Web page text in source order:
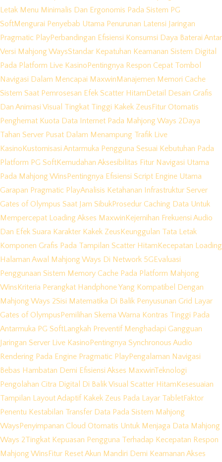
Letak Menu Minimalis Dan Ergonomis Pada Sistem PG
SoftMengurai Penyebab Utama Penurunan Latensi Jaringan
Pragmatic PlayPerbandingan Efisiensi Konsumsi Daya Baterai Antar
Versi Mahjong WaysStandar Kepatuhan Keamanan Sistem Digital
Pada Platform Live KasinoPentingnya Respon Cepat Tombol
Navigasi Dalam Mencapai MaxwinManajemen Memori Cache
Sistem Saat Pemrosesan Efek Scatter HitamDetail Desain Grafis
Dan Animasi Visual Tingkat Tinggi Kakek ZeusFitur Otomatis
Penghemat Kuota Data Internet Pada Mahjong Ways 2Daya
Tahan Server Pusat Dalam Menampung Trafik Live
KasinoKustomisasi Antarmuka Pengguna Sesuai Kebutuhan Pada
Platform PG SoftKemudahan Aksesibilitas Fitur Navigasi Utama
Pada Mahjong WinsPentingnya Efisiensi Script Engine Utama
Garapan Pragmatic PlayAnalisis Ketahanan Infrastruktur Server
Gates of Olympus Saat Jam SibukProsedur Caching Data Untuk
Mempercepat Loading Akses MaxwinKejernihan Frekuensi Audio
Dan Efek Suara Karakter Kakek ZeusKeunggulan Tata Letak
Komponen Grafis Pada Tampilan Scatter HitamKecepatan Loading
Halaman Awal Mahjong Ways Di Network 5GEvaluasi
Penggunaan Sistem Memory Cache Pada Platform Mahjong
WinsKriteria Perangkat Handphone Yang Kompatibel Dengan
Mahjong Ways 2Sisi Matematika Di Balik Penyusunan Grid Layar
Gates of OlympusPemilihan Skema Warna Kontras Tinggi Pada
Antarmuka PG SoftLangkah Preventif Menghadapi Gangguan
Jaringan Server Live KasinoPentingnya Synchronous Audio
Rendering Pada Engine Pragmatic PlayPengalaman Navigasi
Bebas Hambatan Demi Efisiensi Akses MaxwinTeknologi
Pengolahan Citra Digital Di Balik Visual Scatter HitamKesesuaian
Tampilan Layout Adaptif Kakek Zeus Pada Layar TabletFaktor
Penentu Kestabilan Transfer Data Pada Sistem Mahjong
WaysPenyimpanan Cloud Otomatis Untuk Menjaga Data Mahjong
Ways 2Tingkat Kepuasan Pengguna Terhadap Kecepatan Respon
Mahjong WinsFitur Reset Akun Mandiri Demi Keamanan Akses